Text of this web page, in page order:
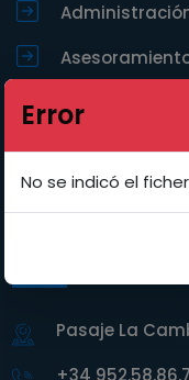
Error
No se indicó el
Correduría de
Gestión
Pasaje La
+34